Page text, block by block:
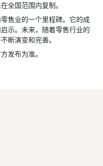
全国范围内复制。
售业的一个里程碑。它的成
示。未来，随着零售行业的
断演变和完善。
发布为准。